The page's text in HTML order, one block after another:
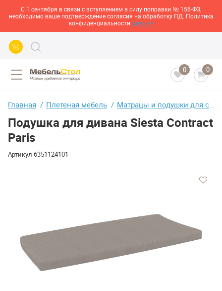
С 1 сентября в связи с вступлением в силу поправки № 156-ФЗ,
необходимо ваше подтверждение согласия на обработку ПД. Политика
конфиденциальности здесь>>
0 0
Главная Плетеная мебель Матрацы и подушки для садовой мебели
Подушка для дивана Siesta Contract
Paris
Артикул 6351124101